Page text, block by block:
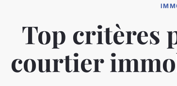
Top critères
courtier